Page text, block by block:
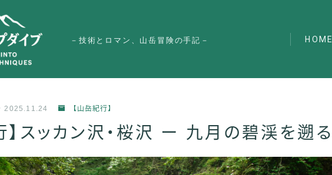
－技術とロマン、山岳冒険の手記－ HOME
2025.11.24 【山岳紀行】
】スッカン沢・桜沢 ー 九月の碧渓を遡る